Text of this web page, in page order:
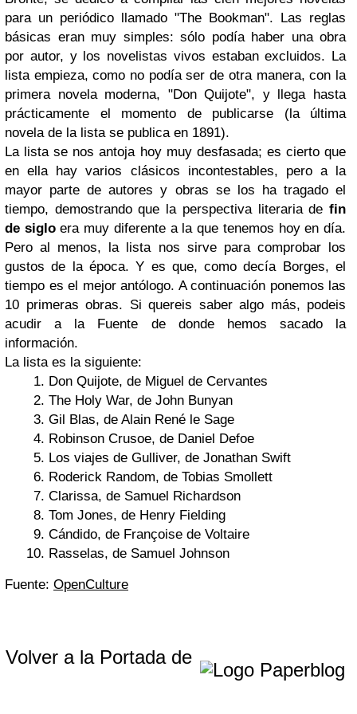
para un periódico llamado "The Bookman". Las reglas
básicas eran muy simples: sólo podía haber una obra
por autor, y los novelistas vivos estaban excluidos. La
lista empieza, como no podía ser de otra manera, con la
primera novela moderna, "Don Quijote", y llega hasta
prácticamente el momento de publicarse (la última
novela de la lista se publica en 1891).
La lista se nos antoja hoy muy desfasada; es cierto que
en ella hay varios clásicos incontestables, pero a la
mayor parte de autores y obras se los ha tragado el
tiempo, demostrando que la perspectiva literaria de fin
de sigloera muy diferente a la que tenemos hoy en día.
Pero al menos, la lista nos sirve para comprobar los
gustos de la época. Y es que, como decía Borges, el
tiempo es el mejor antólogo. A continuación ponemos las
10 primeras obras. Si quereis saber algo más, podeis
acudir a la Fuente de donde hemos sacado la
información.
La lista es la siguiente:
Don Quijote, de Miguel de Cervantes
The Holy War, de John Bunyan
Gil Blas, de Alain René le Sage
Robinson Crusoe, de Daniel Defoe
Los viajes de Gulliver, de Jonathan Swift
Roderick Random, de Tobias Smollett
Clarissa, de Samuel Richardson
Tom Jones, de Henry Fielding
Cándido, de Françoise de Voltaire
Rasselas, de Samuel Johnson
Fuente: OpenCulture
Volver a la Portada de